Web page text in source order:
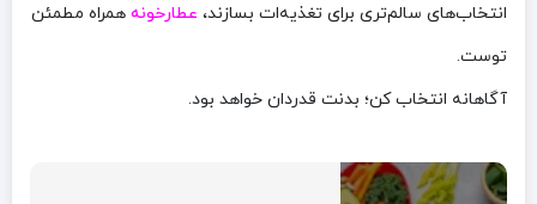
انتخاب‌های سالم‌تری برای تغذیه‌ات بسازند، عطارخونه همراه مطمئن
توست.
آگاهانه انتخاب کن؛ بدنت قدردان خواهد بود.